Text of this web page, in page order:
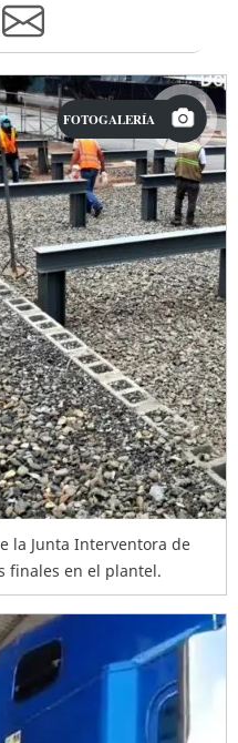
FOTOGALERÍA
la Junta Interventora de
finales en el plantel.